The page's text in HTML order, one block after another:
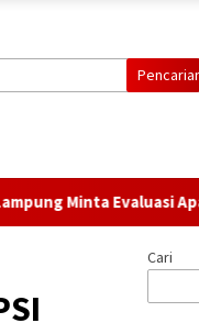
Aparat Lingkungan
Cari